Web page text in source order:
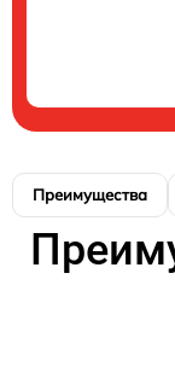
Преимущества